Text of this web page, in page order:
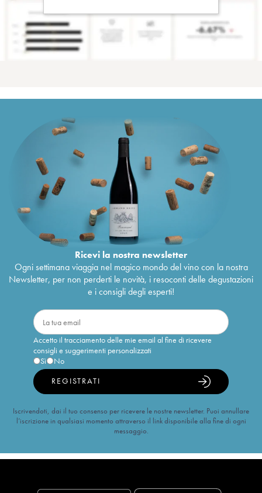
Ricevi la nostra newsletter
Ogni settimana viaggia nel magico mondo del vino con la nostra
Newsletter, per non perderti le novità, i resoconti delle degustazioni
e i consigli degli esperti!
Accetto il tracciamento delle mie email al fine di ricevere
consigli e suggerimenti personalizzati
Sì
No
REGISTRATI
Iscrivendoti, dai il tuo consenso per ricevere le nostre newsletter. Puoi annullare
l’iscrizione in qualsiasi momento attraverso il link disponibile alla fine di ogni
messaggio.